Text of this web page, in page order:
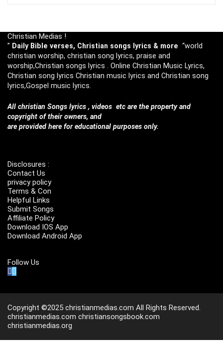
Christian Medias !
” Daily Bible verses, Christian songs lyrics & more “world
christian worship, christian song lyrics, praise and
worship,Christian songs lyrics . Online Christian Music Lyrics,
Christian song lyrics Christian music lyrics and Christian song
lyrics,Gospel music lyrics.
All christian Songs lyrics , videos etc are the property and
copyright of their owners, and
are provided here for educational purposes only.
Disclosures :
Contact Us
privacy policy
Terms & Con
Helpful Links
Submit Songs
Affiliate Policy
Download IOS App
Download Android App
Follow Us
Copyright ©2025 christianmedias.com All Rights Reserved.
christianmedias.com christiansongsbook.com
christianmedias.org